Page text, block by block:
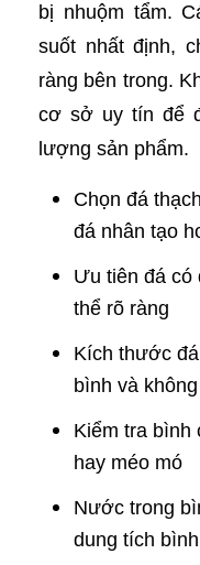
bị nhuộm tẩm.
suốt nhất định,
ràng bên trong.
cơ sở uy tín để
lượng sản phẩm.
Chọn đá
đá nhân tạo
Ưu tiên đá có
thể rõ ràng
Kích thước
bình và
Kiểm tra bình
hay méo mó
Nước trong
dung tích bình